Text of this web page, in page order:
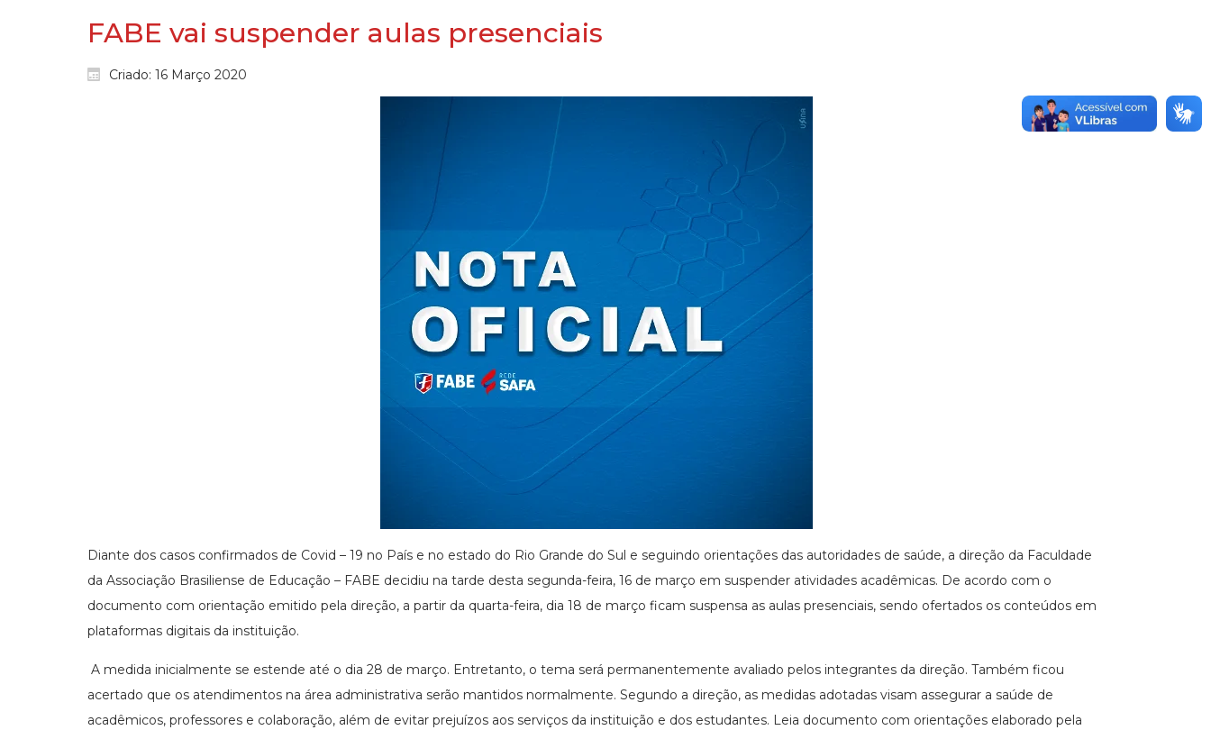
FABE vai suspender aulas presenciais
Criado: 16 Março 2020
Diante dos casos confirmados de Covid – 19 no País e no estado do Rio Grande do Sul e seguindo orientações das autoridades de saúde, a direção da Faculdade
da Associação Brasiliense de Educação – FABE decidiu na tarde desta segunda-feira, 16 de março em suspender atividades acadêmicas. De acordo com o
documento com orientação emitido pela direção, a partir da quarta-feira, dia 18 de março ficam suspensa as aulas presenciais, sendo ofertados os conteúdos em
plataformas digitais da instituição.
A medida inicialmente se estende até o dia 28 de março. Entretanto, o tema será permanentemente avaliado pelos integrantes da direção. Também ficou
acertado que os atendimentos na área administrativa serão mantidos normalmente. Segundo a direção, as medidas adotadas visam assegurar a saúde de
acadêmicos, professores e colaboração, além de evitar prejuízos aos serviços da instituição e dos estudantes. Leia documento com orientações elaborado pela